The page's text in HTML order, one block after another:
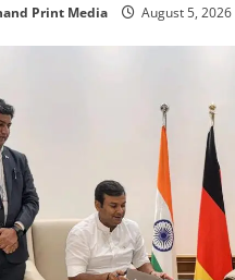
Print Media August 5, 2026